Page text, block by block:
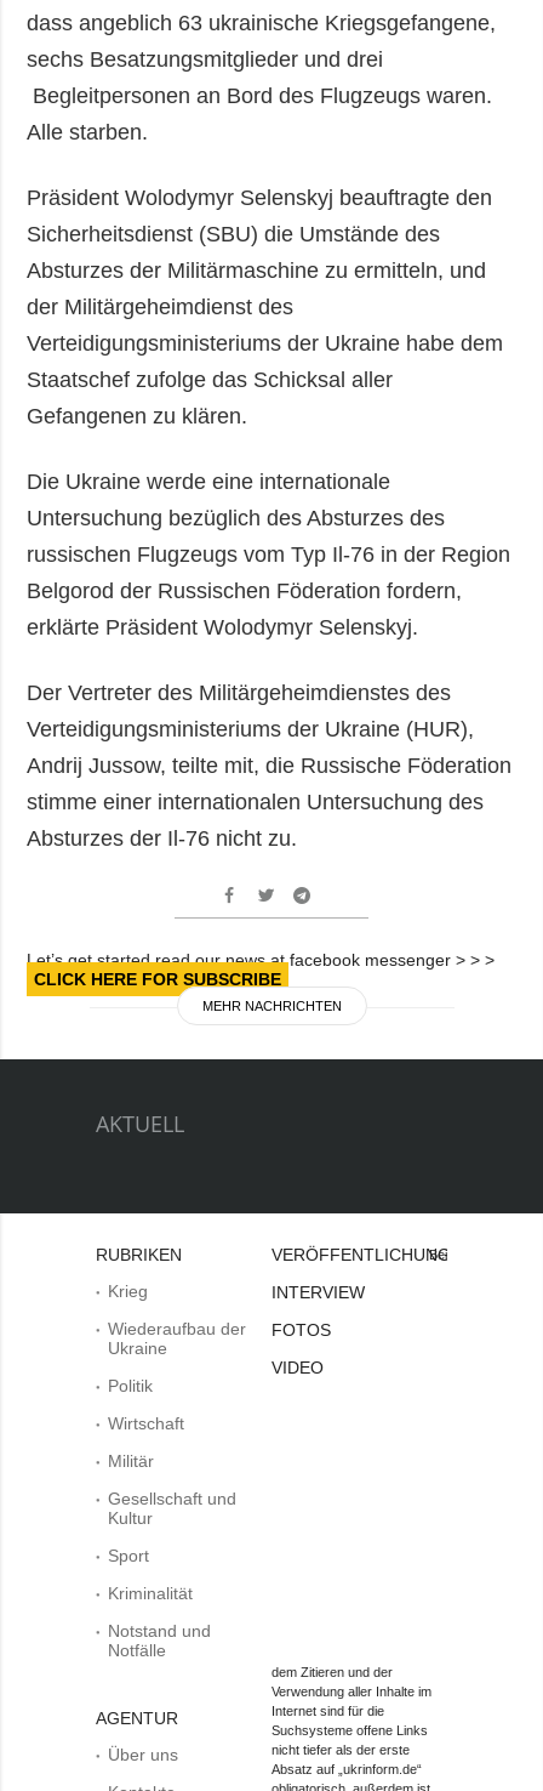
dass angeblich 63 ukrainische Kriegsgefangene,
sechs Besatzungsmitglieder und drei
Begleitpersonen an Bord des Flugzeugs waren.
Alle starben.
Präsident Wolodymyr Selenskyj beauftragte den
Sicherheitsdienst (SBU) die Umstände des
Absturzes der Militärmaschine zu ermitteln, und
der Militärgeheimdienst des
Verteidigungsministeriums der Ukraine habe dem
Staatschef zufolge das Schicksal aller
Gefangenen zu klären.
Die Ukraine werde eine internationale
Untersuchung bezüglich des Absturzes des
russischen Flugzeugs vom Typ Il-76 in der Region
Belgorod der Russischen Föderation fordern,
erklärte Präsident Wolodymyr Selenskyj.
Der Vertreter des Militärgeheimdienstes des
Verteidigungsministeriums der Ukraine (HUR),
Andrij Jussow, teilte mit, die Russische Föderation
stimme einer internationalen Untersuchung des
Absturzes der Іl-76 nicht zu.
Let’s get started read our news at facebook messenger > > >
CLICK HERE FOR SUBSCRIBE
MEHR NACHRICHTEN
AKTUELL
RUBRIKEN
Krieg
Wiederaufbau der
Ukraine
Politik
Wirtschaft
Militär
Gesellschaft und
Kultur
Sport
Kriminalität
Notstand und
Notfälle
AGENTUR
Über uns
VERÖFFENTLICHUNGEN
INTERVIEW
FOTOS
VIDEO
Bei
dem Zitieren und der
Verwendung aller Inhalte im
Internet sind für die
Suchsysteme offene Links
nicht tiefer als der erste
Absatz auf „ukrinform.de“
obligatorisch, außerdem ist